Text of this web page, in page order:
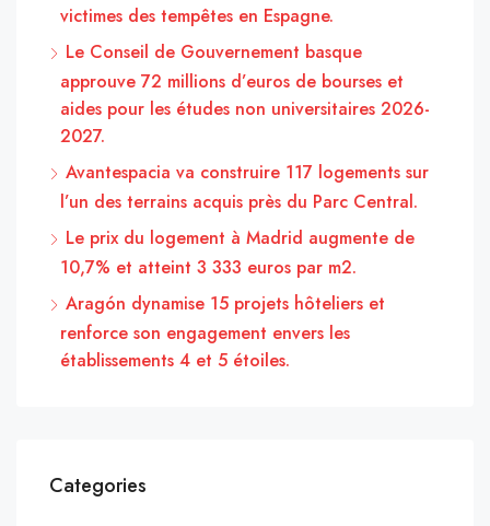
victimes des tempêtes en Espagne.
Le Conseil de Gouvernement basque
approuve 72 millions d’euros de bourses et
aides pour les études non universitaires 2026-
2027.
Avantespacia va construire 117 logements sur
l’un des terrains acquis près du Parc Central.
Le prix du logement à Madrid augmente de
10,7% et atteint 3 333 euros par m2.
Aragón dynamise 15 projets hôteliers et
renforce son engagement envers les
établissements 4 et 5 étoiles.
Categories